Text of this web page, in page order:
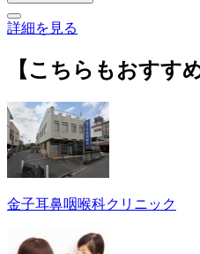
詳細を見る
【こちらもおすすめ
金子耳鼻咽喉科クリニック